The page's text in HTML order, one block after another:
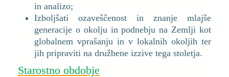
in analizo;
Izboljšati ozaveščenost in znanje mlajše
generacije o okolju in podnebju na Zemlji kot
globalnem vprašanju in v lokalnih okoljih ter
jih pripraviti na družbene izzive tega stoletja.
Starostno obdobje